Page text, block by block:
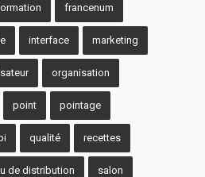
francenum
interface marketing
organisation
point pointage
qualité recettes
de distribution salon